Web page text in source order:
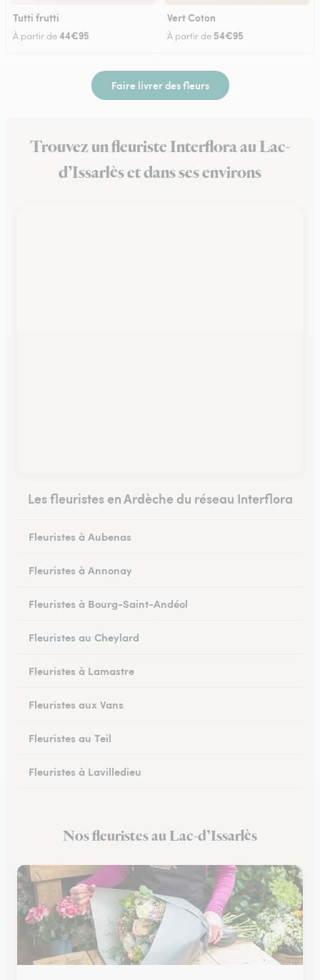
Tutti frutti
À partir de44€95
Vert Coton
À partir de 54€95
Faire livrer des fleurs
Trouvez un fleuriste Interflora au Lac-
d’Issarlès et dans ses environs
Les fleuristes en Ardèche du réseau Interflora
Fleuristes à Aubenas
Fleuristes à Annonay
Fleuristes à Bourg-Saint-Andéol
Fleuristes au Cheylard
Fleuristes à Lamastre
Fleuristes aux Vans
Fleuristes au Teil
Fleuristes à Lavilledieu
Fleuristes à Tournon-sur-Rhône
Nos fleuristes au Lac-d’Issarlès